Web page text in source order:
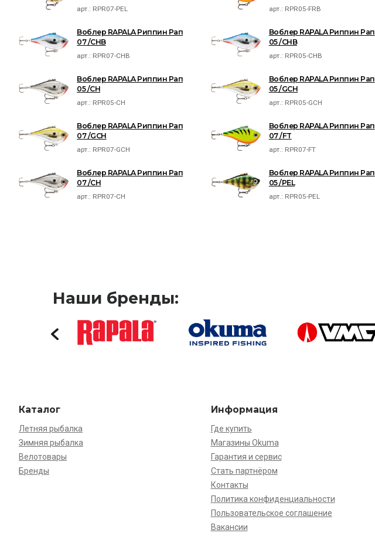
арт.: RPR07-PEL арт.: RPR05-FRB
Воблер RAPALA Риппин Рап
07 /CHB
арт.: RPR07-CHB
Воблер RAPALA Риппин Рап
05 /CHB
арт.: RPR05-CHB
Воблер RAPALA Риппин Рап
05 /CH
арт.: RPR05-CH
Воблер RAPALA Риппин Рап
05 /GCH
арт.: RPR05-GCH
Воблер RAPALA Риппин Рап
07 /GCH
арт.: RPR07-GCH
Воблер RAPALA Риппин Рап
07 /FT
арт.: RPR07-FT
Воблер RAPALA Риппин Рап
07 /CH
арт.: RPR07-CH
Воблер RAPALA Риппин Рап
05 /PEL
арт.: RPR05-PEL
Наши бренды:
Каталог
Летняя рыбалка
Зимняя рыбалка
Велотовары
Бренды
Информация
Где купить
Магазины Okuma
Гарантия и сервис
Стать партнёром
Контакты
Политика конфиденциальности
Пользовательское соглашение
Вакансии